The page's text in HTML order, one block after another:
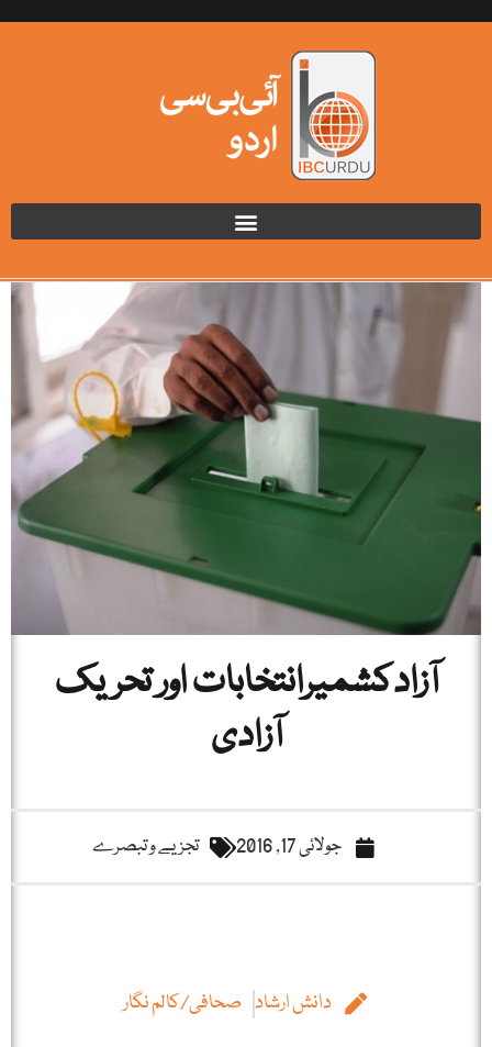
آزادکشمیرانتخابات اور تحریک
آزادی
جولائی 17, 2016 تجزیے و تبصرے
دانش ارشاد صحافی/کالم نگار